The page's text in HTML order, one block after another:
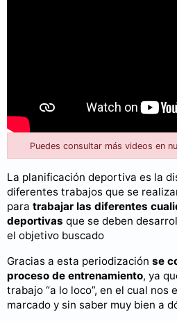
Puedes consultar más videos en
La planificación deportiva es la
diferentes trabajos que se
para trabajar las diferentes
deportivas que se deben
el objetivo buscado
Gracias a esta periodización se
proceso de entrenamiento, ya
trabajo “a lo loco”, en el cual nos
marcado y sin saber muy bien a